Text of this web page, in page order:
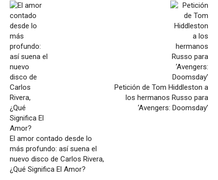
El amor contado desde lo
más profundo: así suena el
nuevo disco de Carlos Rivera,
¿Qué Significa El Amor?
Petición de Tom Hiddleston a
los hermanos Russo para
‘Avengers: Doomsday’